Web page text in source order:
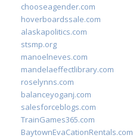
chooseagender.com
hoverboardssale.com
alaskapolitics.com
stsmp.org
manoelneves.com
mandelaeffectlibrary.com
roselynns.com
balanceyoganj.com
salesforceblogs.com
TrainGames365.com
BaytownEvaCationRentals.com